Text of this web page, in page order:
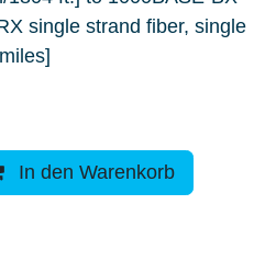
single strand fiber, single
In den Warenkorb